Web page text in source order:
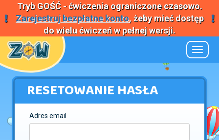
TrybGOŚĆ- ćwiczenia ograniczone czasowo.
Zarejestruj bezpłatne konto, żeby mieć dostęp
do wielu ćwiczeń w pełnej wersji.
RESETOWANIE HASŁA
Adres email